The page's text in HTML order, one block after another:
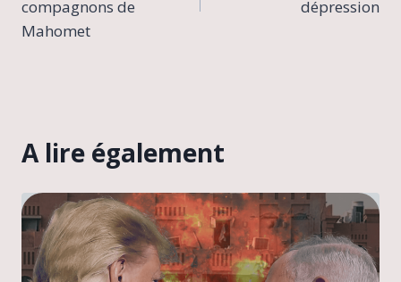
l’article
compagnons de
Mahomet
dépression
A lire également